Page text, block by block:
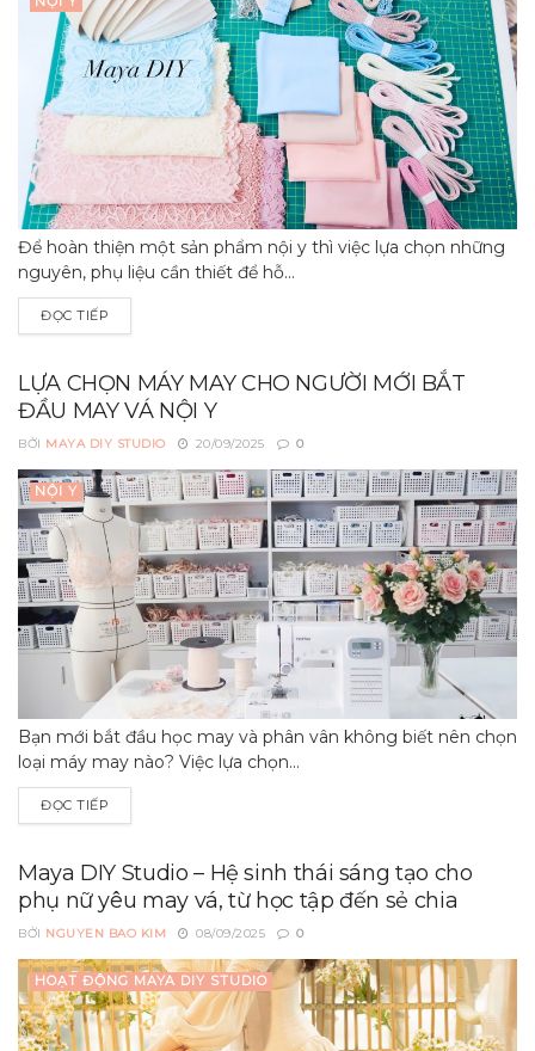
Để hoàn thiện một sản phẩm nội y thì việc lựa chọn những
nguyên, phụ liệu cần thiết để hỗ...
ĐỌC TIẾP
LỰA CHỌN MÁY MAY CHO NGƯỜI MỚI BẮT
ĐẦU MAY VÁ NỘI Y
BỞI MAYA DIY STUDIO 20/09/2025 0
NỘI Y
Bạn mới bắt đầu học may và phân vân không biết nên chọn
loại máy may nào? Việc lựa chọn...
ĐỌC TIẾP
Maya DIY Studio – Hệ sinh thái sáng tạo cho
phụ nữ yêu may vá, từ học tập đến sẻ chia
BỞI NGUYEN BAO KIM 08/09/2025 0
HOẠT ĐỘNG MAYA DIY STUDIO